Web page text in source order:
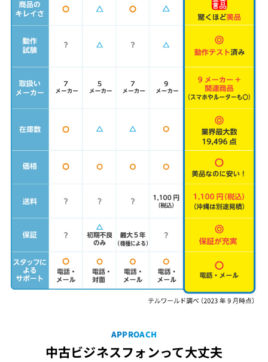
APPROACH
中古ビジネスフォンって大丈夫